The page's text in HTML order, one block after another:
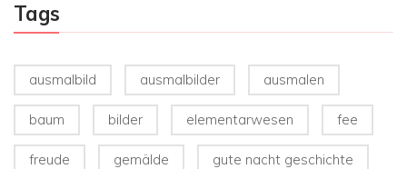
Tags
ausmalbild ausmalbilder ausmalen
baum bilder elementarwesen fee
freude gemälde gute nacht geschichte